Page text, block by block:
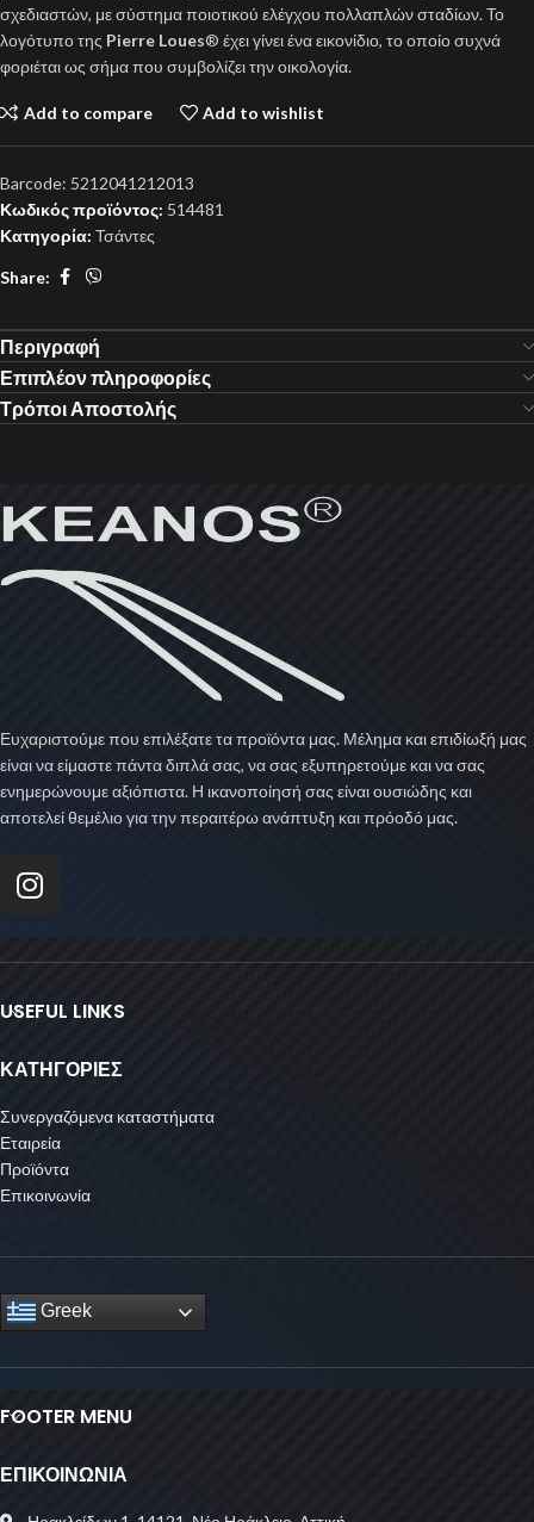
σχεδιαστών, με σύστημα ποιοτικού ελέγχου πολλαπλών σταδίων. Το
λογότυπο της Pierre Loues® έχει γίνει ένα εικονίδιο, το οποίο συχνά
φοριέται ως σήμα που συμβολίζει την οικολογία.
Add to compare Add to wishlist
Barcode: 5212041212013
Κωδικός προϊόντος: 514481
Κατηγορία: Τσάντες
Share:
Περιγραφή
Επιπλέον πληροφορίες
Τρόποι Αποστολής
Ευχαριστούμε που επιλέξατε τα προϊόντα μας. Μέλημα και επιδίωξή μας
είναι να είμαστε πάντα διπλά σας, να σας εξυπηρετούμε και να σας
ενημερώνουμε αξιόπιστα. Η ικανοποίησή σας είναι ουσιώδης και
αποτελεί θεμέλιο για την περαιτέρω ανάπτυξη και πρόοδό μας.
USEFUL LINKS
ΚΑΤΗΓΟΡΙΕΣ
Συνεργαζόμενα καταστήματα
Εταιρεία
Προϊόντα
Επικοινωνία
Greek
FOOTER MENU
ΕΠΙΚΟΙΝΩΝΙΑ